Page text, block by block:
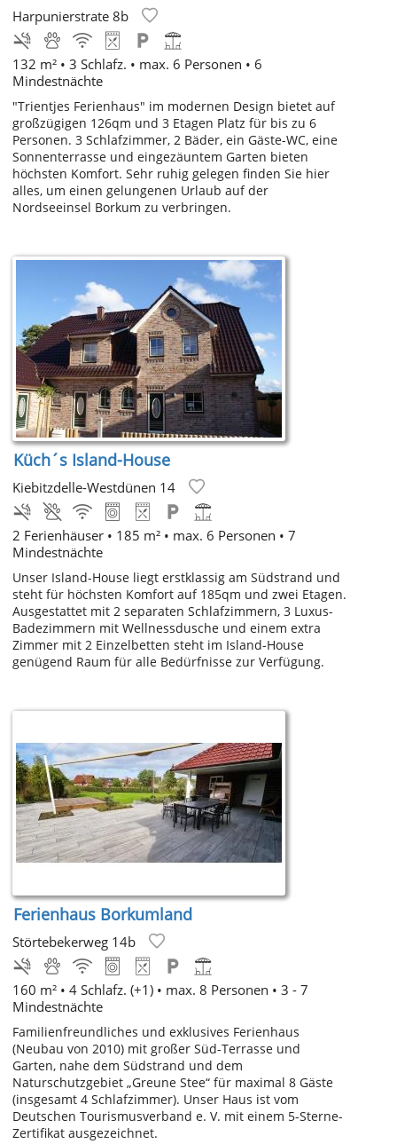
Harpunierstrate 8b
132 m² • 3 Schlafz. • max. 6 Personen • 6
Mindestnächte
"Trientjes Ferienhaus" im modernen Design bietet auf
großzügigen 126qm und 3 Etagen Platz für bis zu 6
Personen. 3 Schlafzimmer, 2 Bäder, ein Gäste-WC, eine
Sonnenterrasse und eingezäuntem Garten bieten
höchsten Komfort. Sehr ruhig gelegen finden Sie hier
alles, um einen gelungenen Urlaub auf der
Nordseeinsel Borkum zu verbringen.
Küch´s Island-House
Kiebitzdelle-Westdünen 14
2 Ferienhäuser • 185 m² • max. 6 Personen • 7
Mindestnächte
Unser Island-House liegt erstklassig am Südstrand und
steht für höchsten Komfort auf 185qm und zwei Etagen.
Ausgestattet mit 2 separaten Schlafzimmern, 3 Luxus-
Badezimmern mit Wellnessdusche und einem extra
Zimmer mit 2 Einzelbetten steht im Island-House
genügend Raum für alle Bedürfnisse zur Verfügung.
Ferienhaus Borkumland
Störtebekerweg 14b
160 m² •4 Schlafz. (+1) • max. 8 Personen • 3 - 7
Mindestnächte
Familienfreundliches und exklusives Ferienhaus
(Neubau von 2010) mit großer Süd-Terrasse und
Garten, nahe dem Südstrand und dem
Naturschutzgebiet „Greune Stee“ für maximal 8 Gäste
(insgesamt 4 Schlafzimmer). Unser Haus ist vom
Deutschen Tourismusverband e. V. mit einem 5-Sterne-
Zertifikat ausgezeichnet.